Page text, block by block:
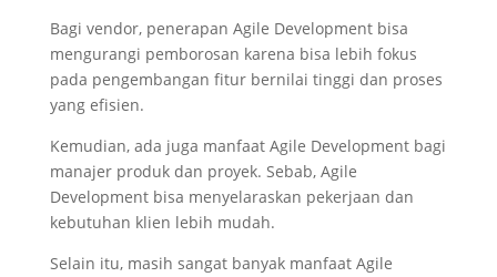
Bagi vendor, penerapan Agile Development bisa
mengurangi pemborosan karena bisa lebih fokus
pada pengembangan fitur bernilai tinggi dan proses
yang efisien.
Kemudian, ada juga manfaat Agile Development bagi
manajer produk dan proyek. Sebab, Agile
Development bisa menyelaraskan pekerjaan dan
kebutuhan klien lebih mudah.
Selain itu, masih sangat banyak manfaat Agile